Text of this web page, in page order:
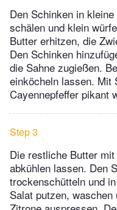
Den Schinken in
schälen und klein
Butter erhitzen, die
Den Schinken
die Sahne zugießen.
einköcheln lassen. Mit
Cayennepfeffer pikant
Step 3
Die restliche Butter
abkühlen lassen. Den
trockenschütteln und
Salat putzen,